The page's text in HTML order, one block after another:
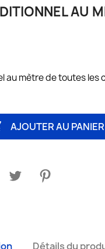
AU
au mètre de toutes les
AJOUTER AU PANIER
Détails du